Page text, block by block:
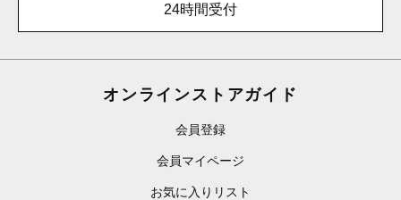
24時間受付
オンラインストアガイド
会員登録
会員マイページ
お気に入りリスト